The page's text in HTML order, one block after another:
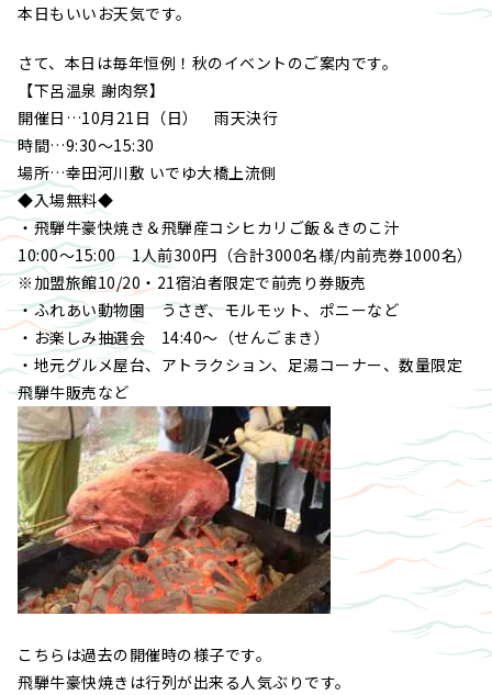
本日もいいお天気です。
さて、本日は毎年恒例！秋のイベントのご案内です。
【下呂温泉 謝肉祭】
開催日…10月21日（日） 雨天決行
時間…9:30～15:30
場所…幸田河川敷 いでゆ大橋上流側
◆入場無料◆
・飛騨牛豪快焼き＆飛騨産コシヒカリご飯＆きのこ汁
10:00～15:00 1人前300円（合計3000名様/内前売券1000名）
※加盟旅館10/20・21宿泊者限定で前売り券販売
・ふれあい動物園 うさぎ、モルモット、ポニーなど
・お楽しみ抽選会 14:40～（せんごまき）
・地元グルメ屋台、アトラクション、足湯コーナー、数量限定
飛騨牛販売など
こちらは過去の開催時の様子です。
飛騨牛豪快焼きは行列が出来る人気ぶりです。